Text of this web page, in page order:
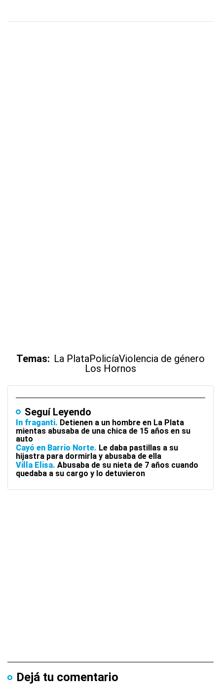
Temas: La PlataPolicíaViolencia de género
Los Hornos
Seguí Leyendo
In fraganti Detienen a un hombre en La Plata
mientas abusaba de una chica de 15 años en su
auto
Cayó en Barrio Norte Le daba pastillas a su
hijastra para dormirla y abusaba de ella
Villa Elisa Abusaba de su nieta de 7 años cuando
quedaba a su cargo y lo detuvieron
Dejá tu comentario